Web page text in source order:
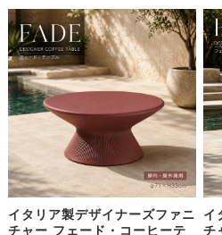
イタリア製デザイナーズファニ
チャー フェード・コーヒーテ
イ
チ